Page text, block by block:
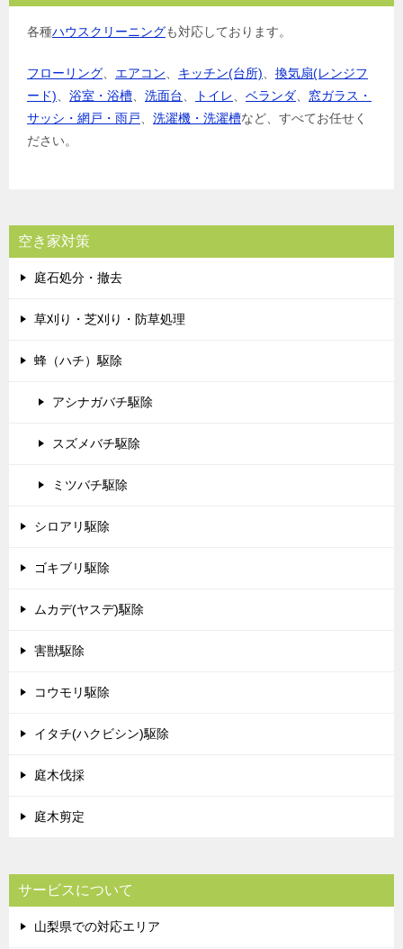
各種ハウスクリーニングも対応しております。
フローリング エアコン キッチン(台所)
換気扇(レンジフ
ード)
浴室・浴槽 洗面台 トイレ ベランダ
窓ガラス・
サッシ・網戸・雨戸
洗濯機・洗濯槽など、すべてお任せく
ださい。
空き家対策
庭石処分・撤去
草刈り・芝刈り・防草処理
蜂（ハチ）駆除
アシナガバチ駆除
スズメバチ駆除
ミツバチ駆除
シロアリ駆除
ゴキブリ駆除
ムカデ(ヤスデ)駆除
害獣駆除
コウモリ駆除
イタチ(ハクビシン)駆除
庭木伐採
庭木剪定
サービスについて
山梨県での対応エリア